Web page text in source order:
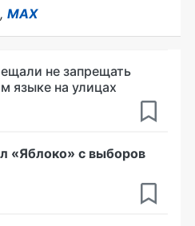
, MAX
не запрещать
языке на улицах
«Яблоко» с выборов